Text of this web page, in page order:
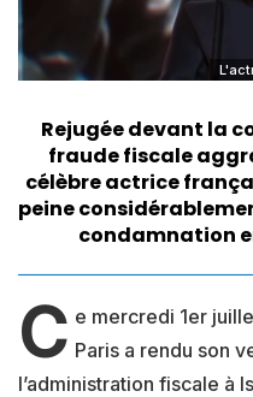
Rejugée devant la
fraude fiscale
célèbre actrice
peine
condamnation
C e mercredi 1er
Paris a rendu son
l’administration fiscale à